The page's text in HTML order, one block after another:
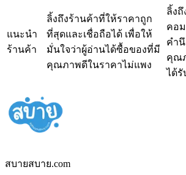
แนะนำ
ร้านค้า
ลิ้งถึงร้านค้าที่ให้ราคาถูก
ที่สุดและเชื่อถือได้ เพื่อให้
มั่นใจว่าผู้อ่านได้ซื้อของที่มี
คุณภาพดีในราคาไม่แพง
ลิ้ง
คอ
คำ
คุณ
ได้รั
สบายสบาย.com